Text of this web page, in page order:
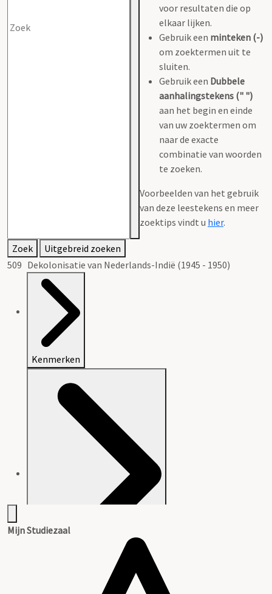
voor resultaten die op
elkaar lijken.
Gebruik een minteken (-)
om zoektermen uit te
sluiten.
Gebruik een Dubbele
aanhalingstekens (" ")
aan het begin en einde
van uw zoektermen om
naar de exacte
combinatie van woorden
te zoeken.
Voorbeelden van het gebruik
van deze leestekens en meer
zoektips vindt u hier.
Zoek
Uitgebreid zoeken
509 Dekolonisatie van Nederlands-Indië (1945 - 1950)
Kenmerken
Aanwijzingen voor de gebruiker
Mijn Studiezaal